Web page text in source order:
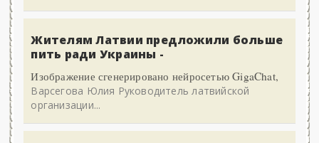
Жителям Латвии предложили больше
пить ради Украины -
Изображение сгенерировано нейросетью GigaChat,
Варсегова Юлия Руководитель латвийской
организации...